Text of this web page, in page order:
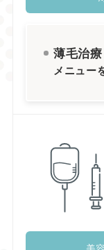
薄毛治療
メニュー